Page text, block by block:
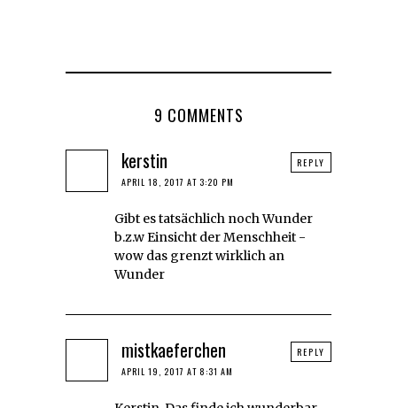
9 COMMENTS
kerstin
APRIL 18, 2017 AT 3:20 PM
Gibt es tatsächlich noch Wunder
b.z.w Einsicht der Menschheit -
wow das grenzt wirklich an
Wunder
REPLY
mistkaeferchen
APRIL 19, 2017 AT 8:31 AM
REPLY